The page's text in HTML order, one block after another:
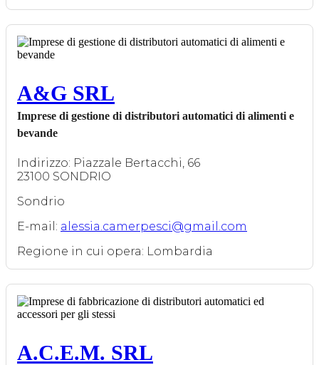
A&G SRL
Imprese di gestione di distributori automatici di alimenti e
bevande
Indirizzo: Piazzale Bertacchi, 66
23100 SONDRIO
Sondrio
E-mail: alessia.camerpesci@gmail.com
Regione in cui opera: Lombardia
A.C.E.M. SRL